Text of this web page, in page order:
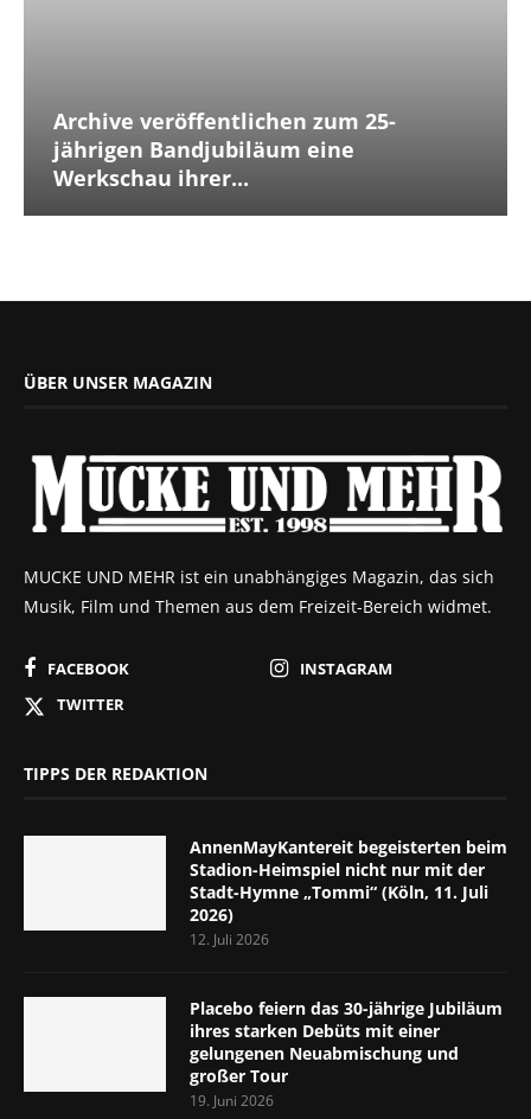
Archive veröffentlichen zum 25-
jährigen Bandjubiläum eine
Werkschau ihrer...
ÜBER UNSER MAGAZIN
MUCKE UND MEHR ist ein unabhängiges Magazin, das sich
Musik, Film und Themen aus dem Freizeit-Bereich widmet.
FACEBOOK
INSTAGRAM
TWITTER
TIPPS DER REDAKTION
AnnenMayKantereit begeisterten beim
Stadion-Heimspiel nicht nur mit der
Stadt-Hymne „Tommi“ (Köln, 11. Juli
2026)
12. Juli 2026
Placebo feiern das 30-jährige Jubiläum
ihres starken Debüts mit einer
gelungenen Neuabmischung und
großer Tour
19. Juni 2026